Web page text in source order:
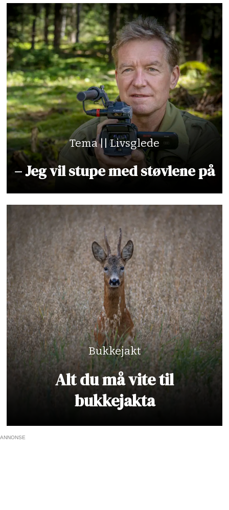
Tema || Livsglede
– Jeg vil stupe med støvlene på
Bukkejakt
Alt du må vite til
bukkejakta
ANNONSE